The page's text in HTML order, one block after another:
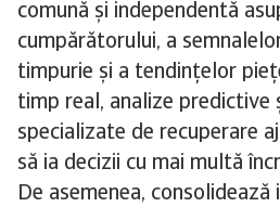
comună și independentă
cumpărătorului, a
timpurie și a tendințelor
timp real, analize predictive
specializate de recuperare
să ia decizii cu mai multă
De asemenea, consolidează